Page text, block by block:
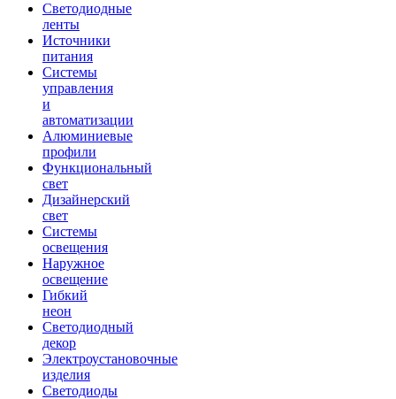
Светодиодные
ленты
Источники
питания
Системы
управления
и
автоматизации
Алюминиевые
профили
Функциональный
свет
Дизайнерский
свет
Системы
освещения
Наружное
освещение
Гибкий
неон
Светодиодный
декор
Электроустановочные
изделия
Светодиоды